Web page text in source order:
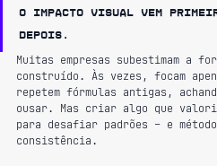
O impacto visual vem
depois.
Muitas empresas subestimam a
construído. Às vezes, focam
repetem fórmulas antigas,
ousar. Mas criar algo que
para desafiar padrões – e
consistência.